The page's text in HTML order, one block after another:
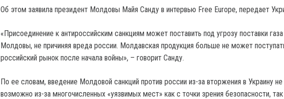
Об этом заявила президент Молдовы Майя Санду в интервью Free Europe, передает
«Присоединение к антироссийским санкциям может поставить под угрозу поставки газа
Молдовы, не причиняя вреда россии. Молдавская продукция больше не может
российский рынок после начала войны», – говорит Санду.
По ее словам, введение Молдовой санкций против россии из-за вторжения в Украину не
возможно из-за многочисленных «уязвимых мест» как с точки зрения безопасности, так